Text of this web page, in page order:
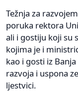
Težnja za
poruka rektora
ali i gostiju koji su
kojima je i
kao i gosti iz
razvoja i uspona
ljestvici.